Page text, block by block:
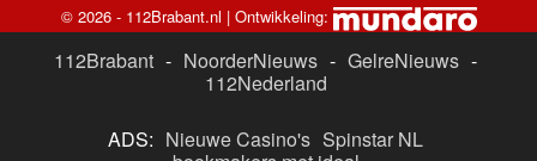
© 2026 - 112Brabant.nl | Ontwikkeling:
112Brabant - NoorderNieuws - GelreNieuws -
112Nederland
ADS: Nieuwe Casino's Spinstar NL